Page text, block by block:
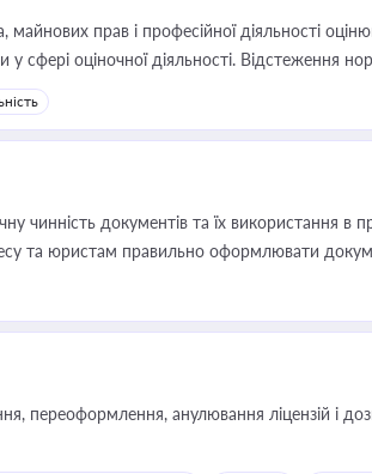
прав і професійної діяльності
сфері оціночної діяльності. Відстеження
юриста або бухгалтера під час
статусу суб'єктів оціночної діяльності
чинність документів та їх використання в
та юристам правильно оформлювати
влади та контрагентами
переоформлення, анулювання ліцензій і